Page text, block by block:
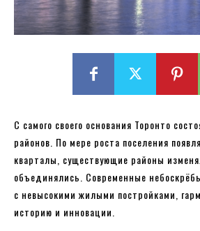
С самого своего основания Торонто
районов. По мере роста поселения
кварталы, существующие районы
объединялись. Современные
с невысокими жилыми постройками,
историю и инновации.